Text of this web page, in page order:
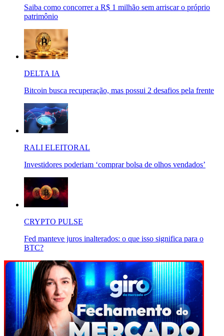
Saiba como concorrer a R$ 1 milhão sem arriscar o próprio
patrimônio
DELTA IA
Bitcoin busca recuperação, mas possui 2 desafios pela frente
RALI ELEITORAL
Investidores poderiam ‘comprar bolsa de olhos vendados’
CRYPTO PULSE
Fed manteve juros inalterados: o que isso significa para o
BTC?